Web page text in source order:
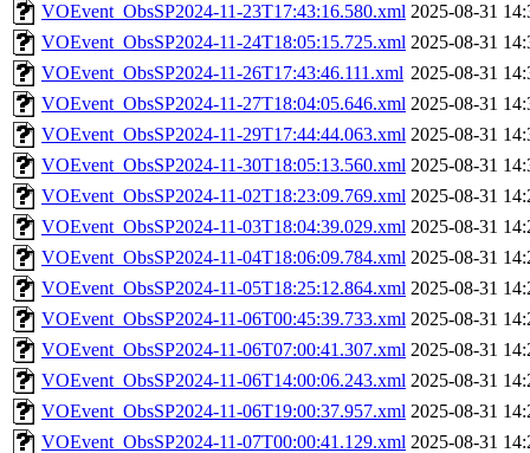
VOEvent_ObsSP2024-11-23T17:43:16.580.xml 2025-08-31
VOEvent_ObsSP2024-11-24T18:05:15.725.xml 2025-08-31
VOEvent_ObsSP2024-11-26T17:43:46.111.xml 2025-08-31
VOEvent_ObsSP2024-11-27T18:04:05.646.xml 2025-08-31
VOEvent_ObsSP2024-11-29T17:44:44.063.xml 2025-08-31
VOEvent_ObsSP2024-11-30T18:05:13.560.xml 2025-08-31
VOEvent_ObsSP2024-11-02T18:23:09.769.xml 2025-08-31
VOEvent_ObsSP2024-11-03T18:04:39.029.xml 2025-08-31
VOEvent_ObsSP2024-11-04T18:06:09.784.xml 2025-08-31
VOEvent_ObsSP2024-11-05T18:25:12.864.xml 2025-08-31
VOEvent_ObsSP2024-11-06T00:45:39.733.xml 2025-08-31
VOEvent_ObsSP2024-11-06T07:00:41.307.xml 2025-08-31
VOEvent_ObsSP2024-11-06T14:00:06.243.xml 2025-08-31
VOEvent_ObsSP2024-11-06T19:00:37.957.xml 2025-08-31
VOEvent_ObsSP2024-11-07T00:00:41.129.xml 2025-08-31